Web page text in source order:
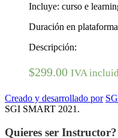
Incluye: curso e
Duración en
Descripción:
$299.00 IVA
Creado y desarrollado por
SGI SMART 2021.
Quieres ser Instructor?